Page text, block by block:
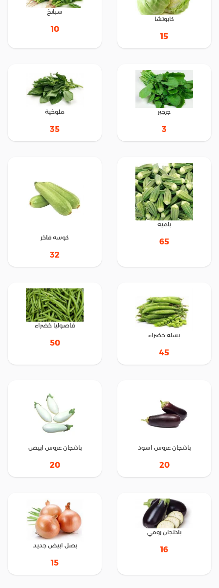
كابوتشا
15
سبانخ
10
جرجير
3
ملوخية
35
باميه
65 كوسه فاخر
32
بسله خضراء
45
فاصوليا خضراء
50
باذنجان عروس اسود
20
باذنجان عروس ابيض
20
باذنجان رومي
16
بصل ابيض جديد
15